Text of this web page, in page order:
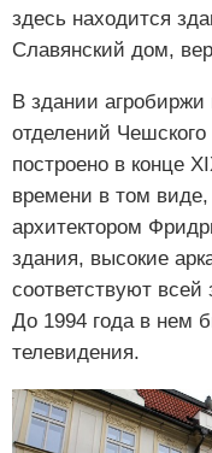
здесь находится
Славянский дом,
В здании
отделений
построено в конце
времени в том
архитектором
здания, высокие
соответствуют
До 1994 года в нем
телевидения.